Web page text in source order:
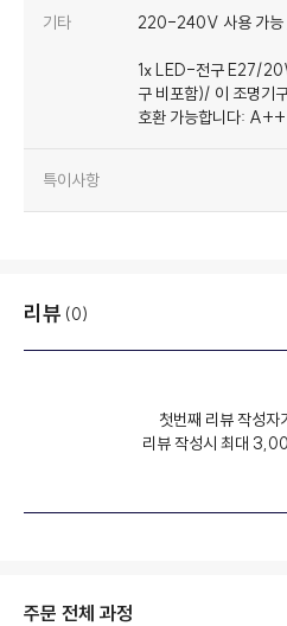
기타 220-240V 사용 가능
1x LED-전구 E27/
구 비포함)/ 이 조명기
호환 가능합니다:
특이사항
리뷰 (0)
첫번째 리뷰 작성자
리뷰 작성시 최대
주문 전체 과정